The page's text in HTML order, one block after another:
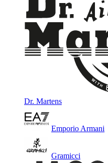
Dr. Martens
Emporio Armani
Gramicci